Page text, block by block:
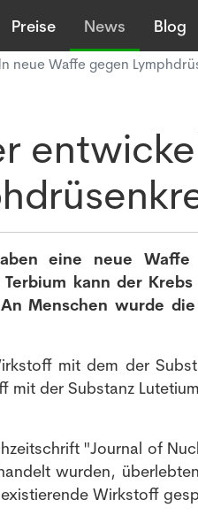
Preise News Blog
neue Waffe gegen
eine neue Waffe
kann der
Menschen wurde
mit dem der
der Substanz
"Journal of
wurden,
Wirkstoff